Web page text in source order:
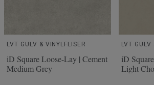
LVT GULV & VINYLFLISER
iD Square Loose-Lay | Cement
Medium Grey
LVT GULV
iD
Light